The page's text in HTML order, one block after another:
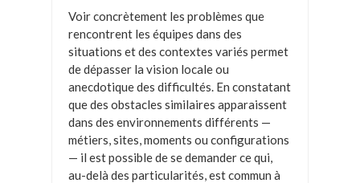
Voir concrètement les problèmes que
rencontrent les équipes dans des
situations et des contextes variés permet
de dépasser la vision locale ou
anecdotique des difficultés. En constatant
que des obstacles similaires apparaissent
dans des environnements différents —
métiers, sites, moments ou configurations
— il est possible de se demander ce qui,
au-delà des particularités, est commun à